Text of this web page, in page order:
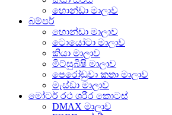
හොන්ඩා මාලාව
බම්පර්
හොන්ඩා මාලාව
ටොයෝටා මාලාව
කියා මාලාව
මිට්සුබිෂි මාලාව
පෙරෝඩුවා කතා මාලාව
මැස්ඩා මාලාව
මෝටර් රථ ශරීර කොටස්
DMAX මාලාව